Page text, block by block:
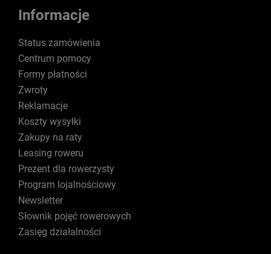
Informacje
Status zamówienia
Centrum pomocy
Formy płatności
Zwroty
Reklamacje
Koszty wysyłki
Zakupy na raty
Leasing roweru
Prezent dla rowerzysty
Program lojalnościowy
Newsletter
Słownik pojęć rowerowych
Zasięg działalności